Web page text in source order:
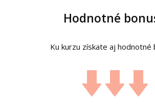
Hodnotné
Ku kurzu získate aj hodnotné